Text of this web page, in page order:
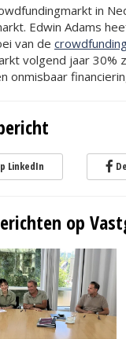
in
Edwin Adams
van de
volgend jaar 30%
onmisbaar
LinkedIn
op